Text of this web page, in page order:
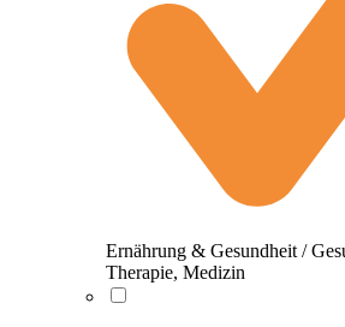
Ernährung & Gesundheit /
Therapie, Medizin